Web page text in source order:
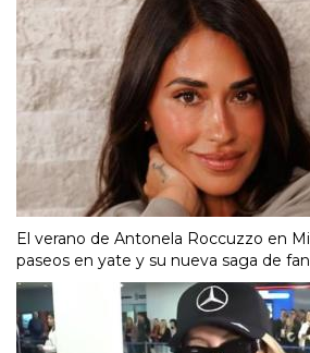
El verano de Antonela Roccuzzo en
paseos en yate y su nueva saga de